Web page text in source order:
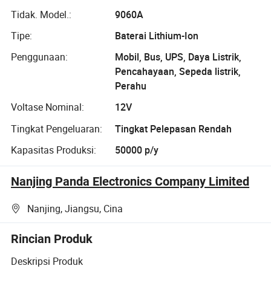
Tidak. Model.:
9060A
Tipe:
Baterai Lithium-Ion
Penggunaan:
Mobil, Bus, UPS, Daya Listrik,
Pencahayaan, Sepeda listrik,
Perahu
Voltase Nominal:
12V
Tingkat Pengeluaran:
Tingkat Pelepasan Rendah
Kapasitas Produksi:
50000 p/y
Nanjing Panda Electronics Company Limited
Nanjing, Jiangsu, Cina
Rincian Produk
Deskripsi Produk